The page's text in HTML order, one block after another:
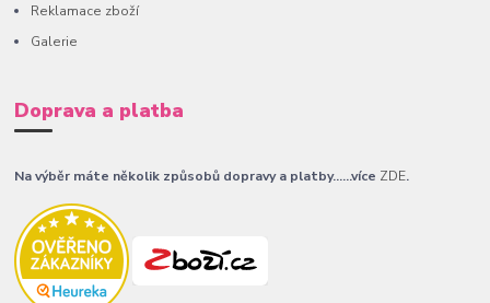
Reklamace zboží
Galerie
Doprava a platba
Na výběr máte několik způsobů dopravy a platby......více ZDE.